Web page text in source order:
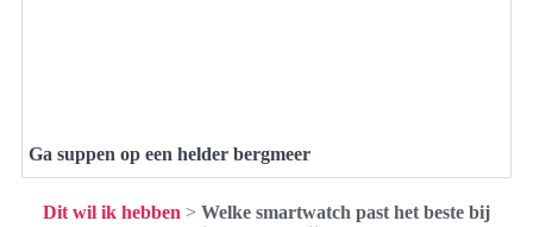
Ga suppen op een helder bergmeer
Dit wil ik hebben > Welke smartwatch past het beste bij